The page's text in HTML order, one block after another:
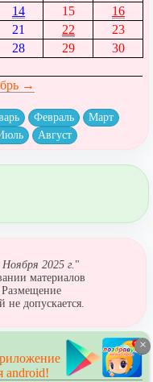
14 15
16
21 22
23
28 29
30
→
Февраль
Март
Август
2025 г."
материалов
Размещение
не допускается.
×
android!